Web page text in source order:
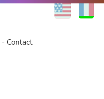
EN
Contact